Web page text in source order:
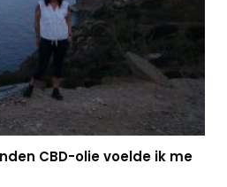
CBD-olie voelde ik me